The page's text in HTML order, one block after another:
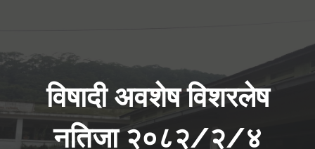
विषादी अवशेष विशरलेष
नतिजा २०८२/२/४